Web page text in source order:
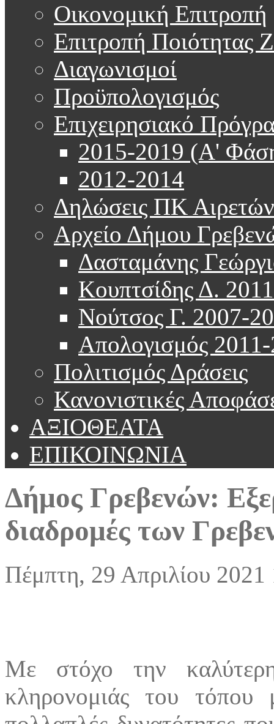
Οικονομική Επιτροπή
Επιτροπή Ποιότητας
Διαγωνισμοί
Προϋπολογισμός
Επιχειρησιακό
2015-2019 (Α'
2012-2014
Δηλώσεις ΠΚ Αιρετών
Αρχείο Δήμου
Δασταμάνης
Κουπτσίδης Δ.
Νούτσος Γ. 2007-
Απολογισμός
Πολιτισμός Δράσεις
Κανονιστικές
ΑΞΙΟΘΕΑΤΑ
ΕΠΙΚΟΙΝΩΝΙΑ
Δήμος Γρεβενών:
διαδρομές των
Πέμπτη, 29 Απριλίου 2021
Με στόχο την
κληρονομιάς του